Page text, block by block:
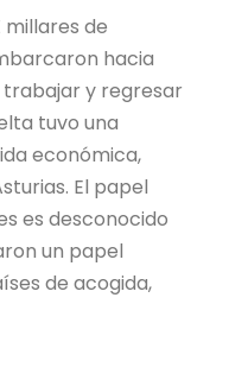
millares de
hacia
y regresar
tuvo una
económica,
El papel
es desconocido
un papel
de acogida,